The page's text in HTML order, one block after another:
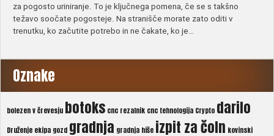
za pogosto uriniranje. To je ključnega pomena, če se s takšno
težavo soočate pogosteje. Na stranišče morate zato oditi v
trenutku, ko začutite potrebo in ne čakate, ko je…
Oznake
bolezen v črevesju botoks cnc rezalnik cnc tehnologija Crypto darilo
Druženje ekipa gozd gradnja gradnja hiše izpit za čoln kovinski